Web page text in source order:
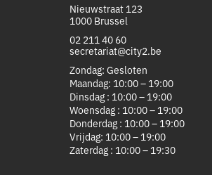
Nieuwstraat 123
1000 Brussel
02 211 40 60
secretariat@city2.be
Zondag: Gesloten
Maandag: 10:00 – 19:00
Dinsdag : 10:00 – 19:00
Woensdag : 10:00 – 19:00
Donderdag : 10:00 – 19:00
Vrijdag: 10:00 – 19:00
Zaterdag : 10:00 – 19:30